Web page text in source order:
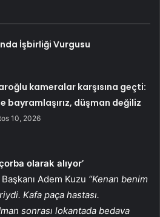
İşbirliği Vurgusu
kameralar karşısına geçti:
bayramlaşırız, düşman değiliz
10, 2026
olarak alıyor’
Adem Kuzu “Kenan benim
Kafa paça hastası.
sonrası lokantada bedava